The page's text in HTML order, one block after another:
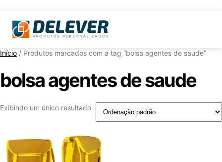
Início / Produtos marcados com a tag “bolsa agentes de saude”
bolsa agentes de saude
Exibindo um único resultado